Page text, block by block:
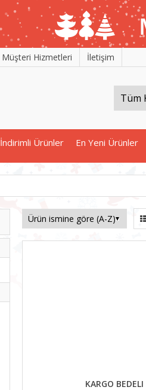
Müşteri Hizmetleri İletişim
İndirimli Ürünler En Yeni Ürünler
KARGO BEDELI